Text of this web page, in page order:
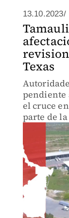
13.10.2023/
Texas
pendiente
el cruce
parte de la